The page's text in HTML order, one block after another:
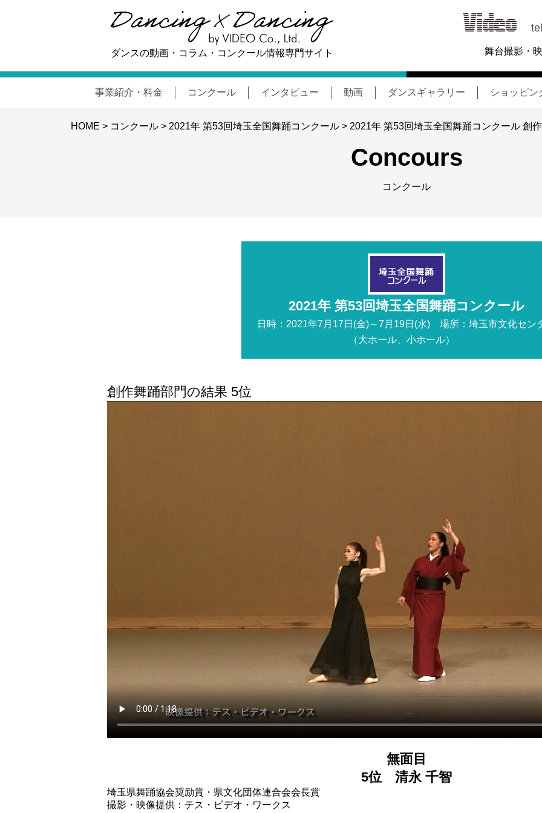
ダンスの動画・コラム・コンクール情報専門サイト 舞台撮影・
事業紹介・料金 コンクール インタビュー 動画 ダンスギャラリー ショッピン
HOME > コンクール > 2021年 第53回埼玉全国舞踊コンクール > 2021年 第53回埼玉全国舞踊コンクール 創
Concours
コンクール
2021年 第53回埼玉全国舞踊コンクール
日時：2021年7月17日(金)～7月19日(水) 場所：埼玉市文化セン
（大ホール、小ホール）
創作舞踊部門の結果 5位
無面目
5位 清永 千智
埼玉県舞踊協会奨励賞・県文化団体連合会会長賞
撮影・映像提供：テス・ビデオ・ワークス